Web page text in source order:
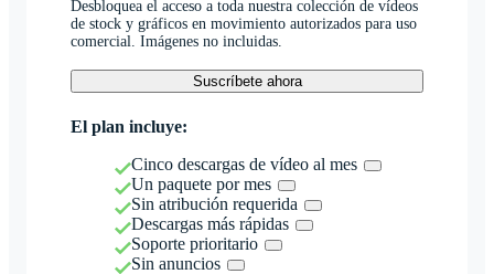
Desbloquea el acceso a toda nuestra colección de vídeos
de stock y gráficos en movimiento autorizados para uso
comercial. Imágenes no incluidas.
Suscríbete ahora
El plan incluye:
Cinco descargas de vídeo al mes
Un paquete por mes
Sin atribución requerida
Descargas más rápidas
Soporte prioritario
Sin anuncios